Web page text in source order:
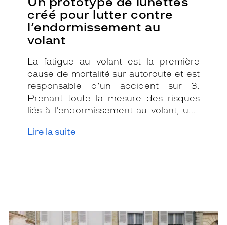
créé pour lutter contre
l’endormissement au
volant
La fatigue au volant est la première
cause de mortalité sur autoroute et est
responsable d’un accident sur 3.
Prenant toute la mesure des risques
liés à l’endormissement au volant, une
de Liège a mis au point un prototype de
Lire la suite